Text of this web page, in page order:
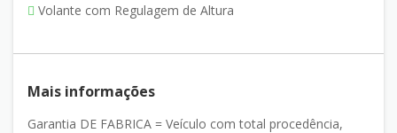
Volante com Regulagem de Altura
Mais informações
Garantia DE FABRICA = Veículo com total procedência,